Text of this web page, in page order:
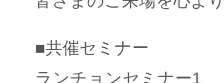
■共催セミナー
ランチョンセミナー1